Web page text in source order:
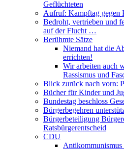
Geflüchteten
Aufruf: Kampftag gegen
Bedroht, vertrieben und
auf der Flucht …
Berühmte Sätze
Niemand hat die
errichten!
Wir arbeiten auch
Rassismus und
Blick zurück nach vorn:
Bücher für Kinder und
Bundestag beschloss
Bürgerbegehren
Bürgerbeteiligung
Ratsbürgerentscheid
CDU